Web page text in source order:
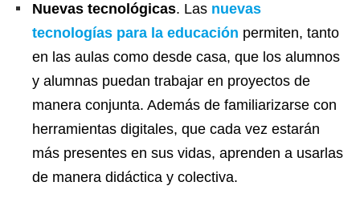
Nuevas tecnológicas. Las nuevas
tecnologías para la educación permiten, tanto
en las aulas como desde casa, que los alumnos
y alumnas puedan trabajar en proyectos de
manera conjunta. Además de familiarizarse con
herramientas digitales, que cada vez estarán
más presentes en sus vidas, aprenden a usarlas
de manera didáctica y colectiva.